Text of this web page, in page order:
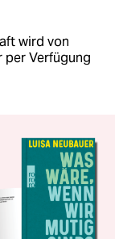
wird von
Verfügung